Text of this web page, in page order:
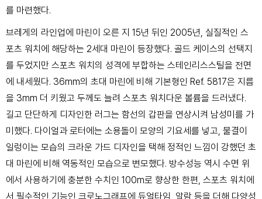
를 마련했다.
브레게의 라인업에 마린이 오른 지 15년 뒤인 2005년, 실질적인 스
포츠 워치에 해당하는 2세대 마린이 등장했다. 골드 케이스의 선택지
를 두었지만 스포츠 워치의 성격에 부합하는 스테인리스스틸을 전면
에 내세웠다. 36mm의 초대 마린에 비해 기본형인 Ref. 5817은 지름
을 3mm 더 키웠고 두께도 늘려 스포츠 워치다운 볼륨을 드러냈다.
길고 단단하게 디자인한 러그는 함선의 갑판을 연상시켜 남성미를 가
미했다. 다이얼과 로터에는 소용돌이 모양의 기요세를 넣고, 물결이
일렁이는 모습의 크라운 가드 디자인을 택해 정적인 느낌이 강했던 초
대 마린에 비해 역동적인 모습으로 변모했다. 방수성능 역시 수면 위
에서 사용하기에 충분한 수치인 100m로 향상한 한편, 스포츠 워치에
서 필수적인 기능인 크로노그래프에 듀얼타임, 알람 등을 더해 다양성